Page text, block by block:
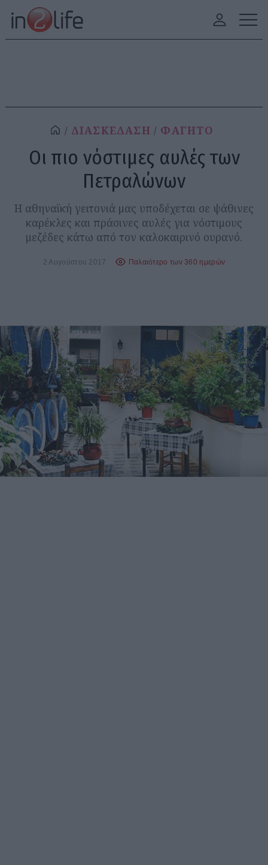
ΔΙΑΣΚΕΔΑΣΗ ΦΑΓΗΤΟ
Οι πιο νόστιμες αυλές των
Πετραλώνων
Η αθηναϊκή γειτονιά μας υποδέχεται σε ψάθινες
καρέκλες και πράσινες αυλές για νόστιμους
μεζέδες κάτω από τον καλοκαιρινό ουρανό.
2 Αυγούστου 2017 Παλαιότερο των 360 ημερών